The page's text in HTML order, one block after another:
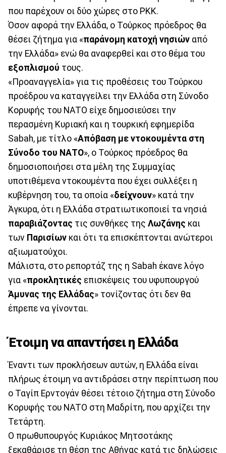
που παρέχουν οι δύο χώρες στο PKK.
Όσον αφορά την Ελλάδα, ο Τούρκος πρόεδρος θα
θέσει ζήτημα για «παράνομη κατοχή νησιών από
την Ελλάδα» ενώ θα αναφερθεί και στο θέμα του
εξοπλισμού τους.
«Προαναγγελία» για τις προθέσεις του Τούρκου
προέδρου να καταγγείλει την Ελλάδα στη Σύνοδο
Κορυφής του ΝΑΤΟ είχε δημοσιεύσει την
περασμένη Κυριακή και η τουρκική εφημερίδα
Sabah, με τίτλο «Απόβαση με ντοκουμέντα στη
Σύνοδο του ΝΑΤΟ», ο Τούρκος πρόεδρος θα
δημοσιοποιήσει στα μέλη της Συμμαχίας
υποτιθέμενα ντοκουμέντα που έχει συλλέξει η
κυβέρνηση του, τα οποία «δείχνουν» κατά την
Άγκυρα, ότι η Ελλάδα στρατιωτικοποιεί τα νησιά
παραβιάζοντας τις συνθήκες της Λωζάνης και
των Παρισίων και ότι τα επισκέπτονται ανώτεροι
αξιωματούχοι.
Μάλιστα, στο ρεπορτάζ της η Sabah έκανε λόγο
για «προκλητικές επισκέψεις του υφυπουργού
Άμυνας της Ελλάδας» τονίζοντας ότι δεν θα
έπρεπε να γίνονται.
Έτοιμη να απαντήσει η Ελλάδα
Έναντι των προκλήσεων αυτών, η Ελλάδα είναι
πλήρως έτοιμη να αντιδράσει στην περίπτωση που
ο Ταγίπ Ερντογάν θέσει τέτοιο ζήτημα στη Σύνοδο
Κορυφής του ΝΑΤΟ στη Μαδρίτη, που αρχίζει την
Τετάρτη.
Ο πρωθυπουργός Κυριάκος Μητσοτάκης
ξεκαθάρισε τη θέση της Αθήνας κατά τις δηλώσεις